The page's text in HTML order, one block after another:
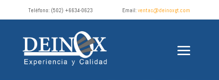
Teléfono: (502) +6634-0623 Email:ventas@deinoxgt.com